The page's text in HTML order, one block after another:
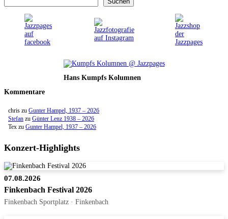
Hans Kumpfs Kolumnen
Kommentare
chris zu Gunter Hampel, 1937 – 2026
Stefan zu Günter Lenz 1938 – 2026
Tex zu Gunter Hampel, 1937 – 2026
Konzert-Highlights
07.08.2026
Finkenbach Festival 2026
Finkenbach Sportplatz · Finkenbach